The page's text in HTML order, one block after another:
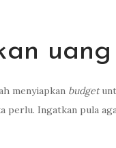
menyiapkan budget
Ingatkan pula